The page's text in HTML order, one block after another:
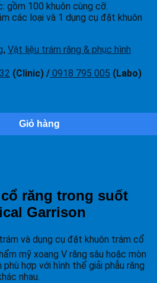
gồm 100 khuôn cùng cỡ.
các loại và 1 dụng cụ đặt khuôn
, Vật liệu trám răng & phục hình
(Clinic) / 0918 795 005 (Labo)
Giỏ hàng
răng trong suốt
Garrison
và dụng cụ đặt khuôn trám cổ
mỹ xoang V răng sâu hoặc mòn
hợp với hình thể giải phẫu răng
nhau.